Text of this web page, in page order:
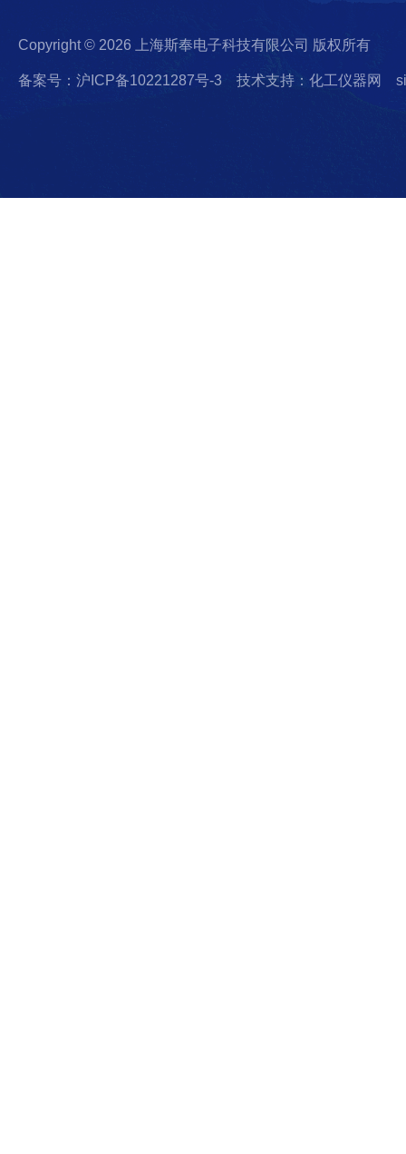
Copyright © 2026 上海斯奉电子科技有限公司 版权所有
备案号：沪ICP备10221287号-3 技术支持：化工仪器网